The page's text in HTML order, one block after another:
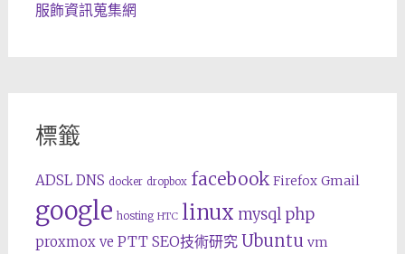
服飾資訊蒐集網
標籤
ADSL DNS docker dropbox facebook Firefox Gmail
google hosting HTC linux mysql php
proxmox ve PTT SEO技術研究 Ubuntu vm